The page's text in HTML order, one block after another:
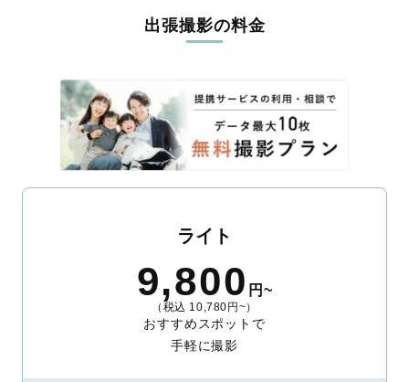
ィを身につけたプロのカメラマンが全国47都道府県に在籍してい
ます。創業10年のノウハウを活かし、思い出に残る素敵な撮影体
丁寧なレタッチで思い出を美しく仕上げます
撮影後は、独自の編集技術で写真の明るさや色合いを丁寧に調
整。自然な雰囲気を残しつつも、おしゃれで洗練された仕上がり
に。きっと「こんな写真を撮ってほしかった！」と思える一枚に
出会えます。まずは、ラブグラフの
出張撮影の料金
ライト
9,800 円~
（税込 10,780円~）
おすすめスポットで
手軽に撮影